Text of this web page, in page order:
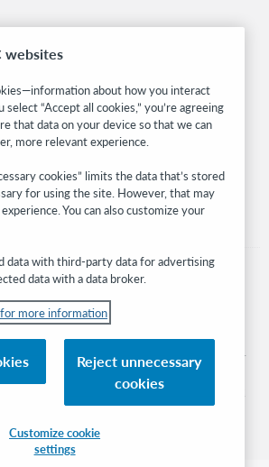
research, events, and much more—
Privacy policy Accessibility statement
websites
about how you interact
“Accept all cookies,” you’re agreeing
that data on your device so that we can
more relevant experience.
cookies” limits the data that’s stored
for using the site. However, that may
You can also customize your
data with third-party data for advertising
data with a data broker.
more information
Reject unnecessary
cookies
Customize cookie
settings